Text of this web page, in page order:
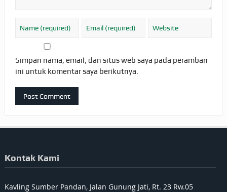
Simpan nama, email, dan situs web saya pada peramban
ini untuk komentar saya berikutnya.
Kontak Kami
Kavling Sumber Pandan, Jalan Gunung Jati, Rt. 23 Rw.05